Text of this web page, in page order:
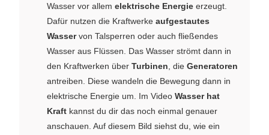
Wasser vor allem elektrische Energie erzeugt.
Dafür nutzen die Kraftwerke aufgestautes
Wasservon Talsperren oder auch fließendes
Wasser aus Flüssen. Das Wasser strömt dann in
den Kraftwerken über Turbinen , die Generatoren
antreiben. Diese wandeln die Bewegung dann in
elektrische Energie um. Im Video Wasser hat
Kraft kannst du dir das noch einmal genauer
anschauen. Auf diesem Bild siehst du, wie ein